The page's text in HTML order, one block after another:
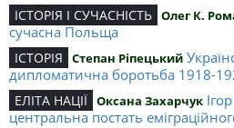
ІСТОРІЯ І СУЧАСНІСТЬ Олег К.
сучасна Польща
ІСТОРІЯ Степан Ріпецький
дипломатична боротьба 1918-
ЕЛІТА НАЦІЇ Оксана Захарчук
центральна постать